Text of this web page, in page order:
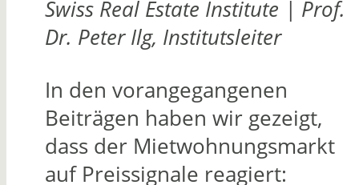
Swiss Real Estate Institute | Prof.
Dr. Peter Ilg, Institutsleiter
In den vorangegangenen
Beiträgen haben wir gezeigt,
dass der Mietwohnungsmarkt
auf Preissignale reagiert: